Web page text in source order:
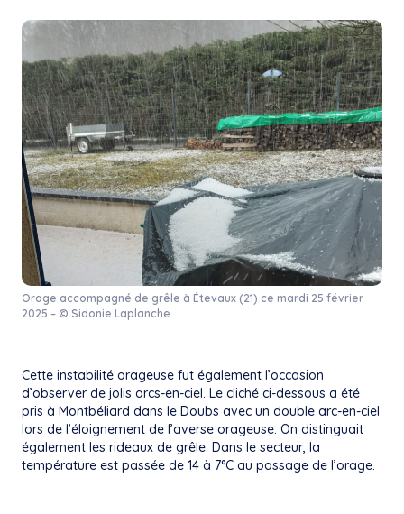
Orage accompagné de grêle à Étevaux (21) ce mardi 25 février
2025 – © Sidonie Laplanche
Cette instabilité orageuse fut également l’occasion
d’observer de jolis arcs-en-ciel. Le cliché ci-dessous a été
pris à Montbéliard dans le Doubs avec un double arc-en-ciel
lors de l’éloignement de l’averse orageuse. On distinguait
également les rideaux de grêle. Dans le secteur, la
température est passée de 14 à 7°C au passage de l’orage.